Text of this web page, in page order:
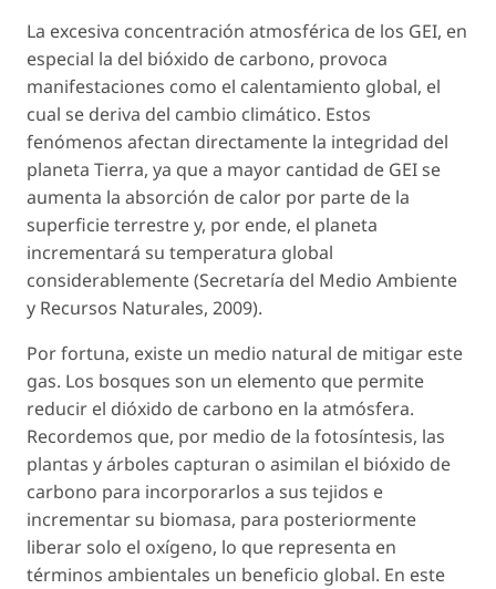
La excesiva concentración atmosférica de los GEI, en
especial la del bióxido de carbono, provoca
manifestaciones como el calentamiento global, el
cual se deriva del cambio climático. Estos
fenómenos afectan directamente la integridad del
planeta Tierra, ya que a mayor cantidad de GEI se
aumenta la absorción de calor por parte de la
superficie terrestre y, por ende, el planeta
incrementará su temperatura global
considerablemente (Secretaría del Medio Ambiente
y Recursos Naturales, 2009).
Por fortuna, existe un medio natural de mitigar este
gas. Los bosques son un elemento que permite
reducir el dióxido de carbono en la atmósfera.
Recordemos que, por medio de la fotosíntesis, las
plantas y árboles capturan o asimilan el bióxido de
carbono para incorporarlos a sus tejidos e
incrementar su biomasa, para posteriormente
liberar solo el oxígeno, lo que representa en
términos ambientales un beneficio global. En este